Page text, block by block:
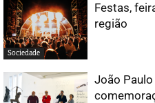
Sociedade
Festas,
região
João